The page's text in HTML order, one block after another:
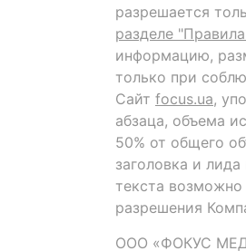
разрешается
разделе
информацию,
только при
Сайт focus.ua,
абзаца, объема
50% от общего
заголовка и
текста
разрешения
ООО «ФОКУС